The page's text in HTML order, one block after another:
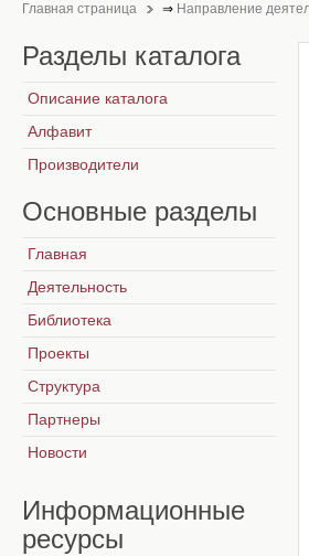
Главная страница ⇒ Направление
Разделы каталога
Описание каталога
Алфавит
Производители
Основные разделы
Главная
Деятельность
Библиотека
Проекты
Структура
Партнеры
Новости
Информационные
ресурсы